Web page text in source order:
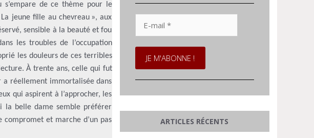
s’empare de ce thème pour le
jeune fille au chevreau », aux
sensible à la beauté et fou
les troubles de l’occupation
les douleurs de ces terribles
À trente ans, celle qui fut
a réellement immortalisée dans
qui aspirent à l’approcher, les
la belle dame semble préférer
compromet et marche d’un pas
mail
*
ARTICLES RÉCENTS